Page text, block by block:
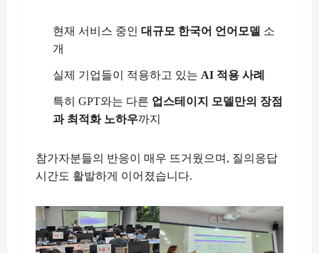
현재 서비스 중인 대규모 한국어 언어모델 소
개
실제 기업들이 적용하고 있는 AI 적용 사례
특히 GPT와는 다른 업스테이지 모델만의 장점
과 최적화 노하우까지
참가자분들의 반응이 매우 뜨거웠으며, 질의응답
시간도 활발하게 이어졌습니다.